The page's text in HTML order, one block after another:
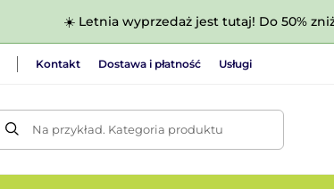
☀️ Letnia wyprzedaż jest tutaj! Do 50%
Kontakt Dostawa i płatność Usługi
Na przykład. Kategoria produktu